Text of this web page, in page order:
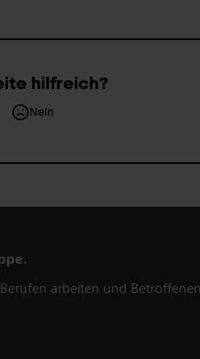
hilfreich?
Nein
arbeiten und